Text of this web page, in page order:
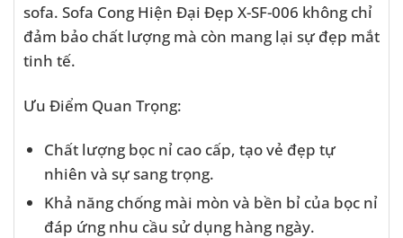
sofa. Sofa Cong Hiện Đại Đẹp X-SF-006 không chỉ
đảm bảo chất lượng mà còn mang lại sự đẹp mắt
tinh tế.
Ưu Điểm Quan Trọng:
Chất lượng bọc nỉ cao cấp, tạo vẻ đẹp tự
nhiên và sự sang trọng.
Khả năng chống mài mòn và bền bỉ của bọc nỉ
đáp ứng nhu cầu sử dụng hàng ngày.